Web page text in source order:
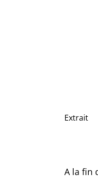
Extrait
A la fin